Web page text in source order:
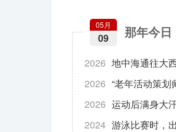
那年今
05月
09
2026 地中海通往大
2026 “老年活动策划
2026 运动后满身大
2024 游泳比赛时，